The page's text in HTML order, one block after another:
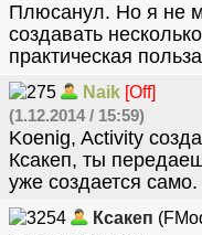
Плюсанул. Но я не
создавать
практическая
Naik [Off]
(1.12.2014 / 15:59)
Koenig, Activity
Ксакеп, ты
уже создается
Ксакеп